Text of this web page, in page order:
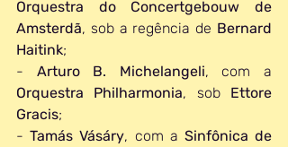
Orquestra do Concertgebouw de
Amsterdã, sob a regência de Bernard
Haitink;
- Arturo B. Michelangeli
Orquestra Philharmonia, sob Ettore
Gracis;
- Tamás Vásáry, com a Sinfônica de